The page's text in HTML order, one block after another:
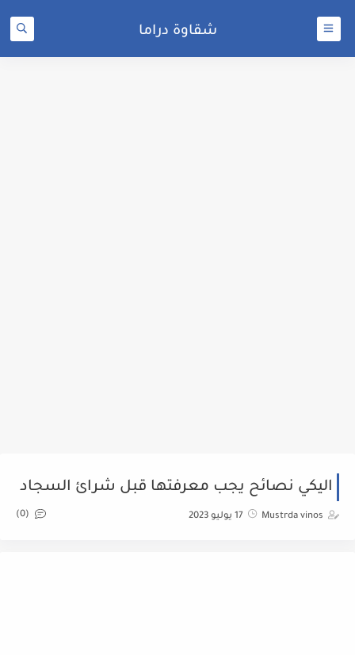
شقاوة دراما
اليكي نصائح يجب معرفتها قبل شرائ السجاد
Mustrda vinos 17 يوليو 2023 (0)